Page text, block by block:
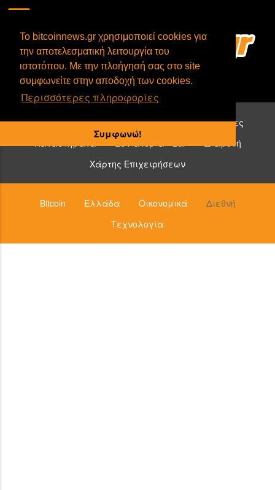
To bitcoinnews.gr χρησιμοποιεί cookies για
την αποτελεσματική λειτουργία του
ιστοτόπου. Με την πλοήγησή σας στο site
συμφωνείτε στην αποδοχή των cookies.
Περισσότερες πληροφορίες
Συμφωνώ!
Επιχειρήσεις που δέχονται bitcoin:
Υπηρεσίες
Καταστήματα
Εστιατόρια - Bar
Διαμονή
Χάρτης Επιχειρήσεων
Bitcoin Ελλάδα Οικονομικά
Διεθνή
Τεχνολογία